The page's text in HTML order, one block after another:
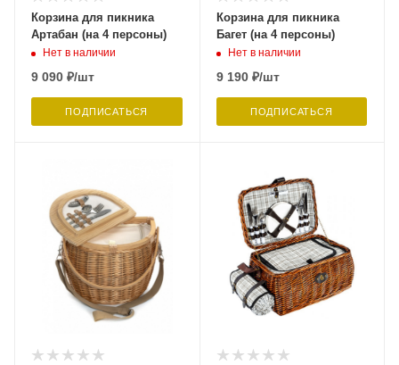
Корзина для пикника
Артабан (на 4 персоны)
Нет в наличии
9 090 ₽/шт
ПОДПИСАТЬСЯ
Корзина для пикника
Багет (на 4 персоны)
Нет в наличии
9 190₽/шт
ПОДПИСАТЬСЯ